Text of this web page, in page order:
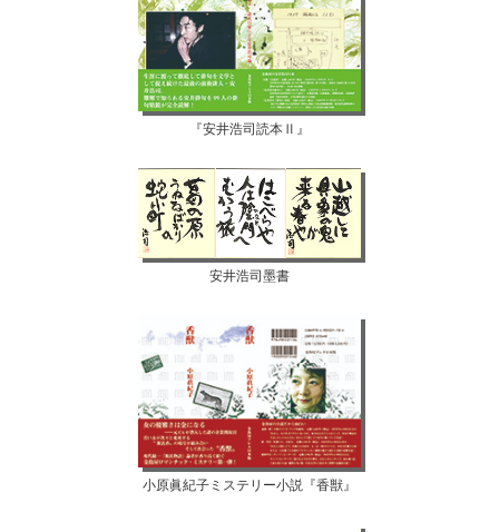
『安井浩司読本Ⅱ』
安井浩司墨書
小原眞紀子ミステリー小説『香獣』